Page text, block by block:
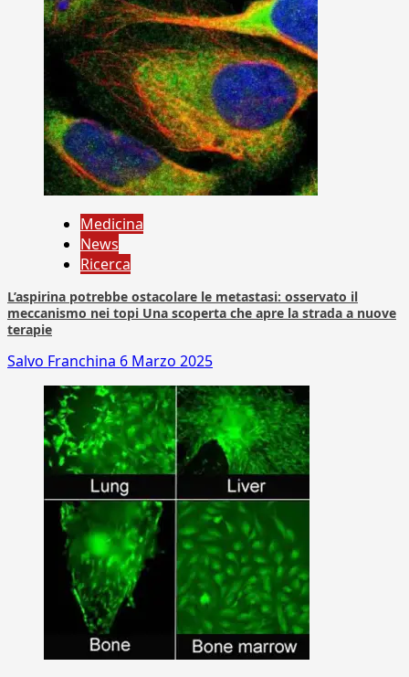
Medicina
News
Ricerca
L’aspirina potrebbe ostacolare le metastasi: osservato il
meccanismo nei topi Una scoperta che apre la strada a nuove
terapie
Salvo Franchina 6 Marzo 2025